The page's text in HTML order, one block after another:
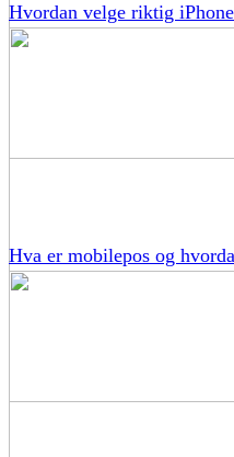
Hvordan velge riktig
Hva er mobilepos og